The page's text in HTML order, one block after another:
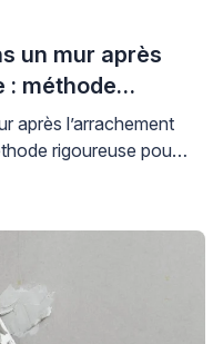
un mur après
: méthode
après l’arrachement
rigoureuse pour
et une nouvelle
un résultat
rapide du
réussie repose sur